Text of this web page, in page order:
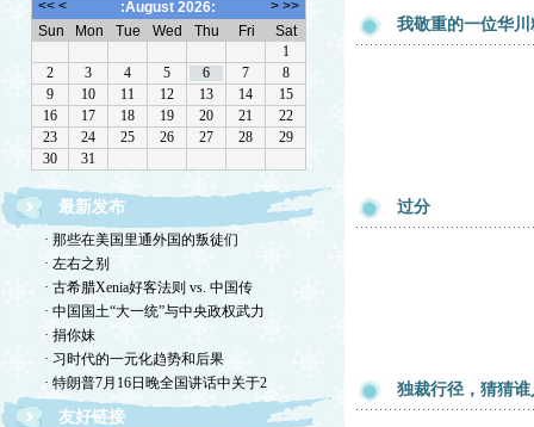
最新发布
· 那些在美国里通外国的叛徒们
· 左右之别
· 古希腊Xenia好客法则 vs. 中国传
· 中国国土“大一统”与中央政权武力
· 捐你妹
· 习时代的一元化趋势和后果
· 特朗普7月16日晚全国讲话中关于2
友好链接
我敬重的一位华川
过分
独裁行径，猜猜